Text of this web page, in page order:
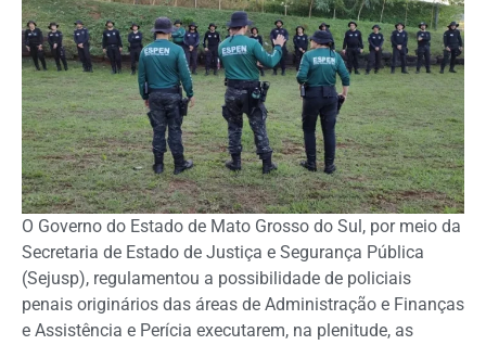
O Governo do Estado de Mato Grosso do Sul, por meio da
Secretaria de Estado de Justiça e Segurança Pública
(Sejusp), regulamentou a possibilidade de policiais
penais originários das áreas de Administração e Finanças
e Assistência e Perícia executarem, na plenitude, as